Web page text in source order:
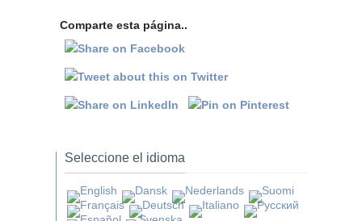
Comparte esta página..
Seleccione el idioma